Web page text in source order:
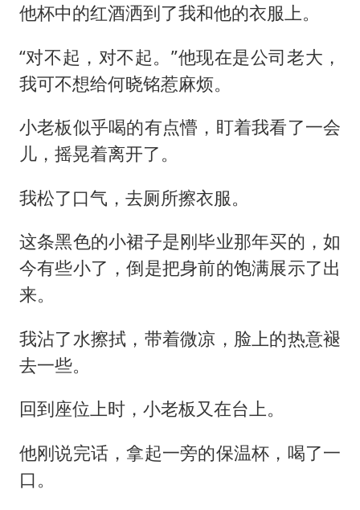
他杯中的红酒洒到了我和他的衣服上。
“对不起，对不起。”他现在是公司老大，
我可不想给何晓铭惹麻烦。
小老板似乎喝的有点懵，盯着我看了一会
儿，摇晃着离开了。
我松了口气，去厕所擦衣服。
这条黑色的小裙子是刚毕业那年买的，如
今有些小了，倒是把身前的饱满展示了出
来。
我沾了水擦拭，带着微凉，脸上的热意褪
去一些。
回到座位上时，小老板又在台上。
他刚说完话，拿起一旁的保温杯，喝了一
口。